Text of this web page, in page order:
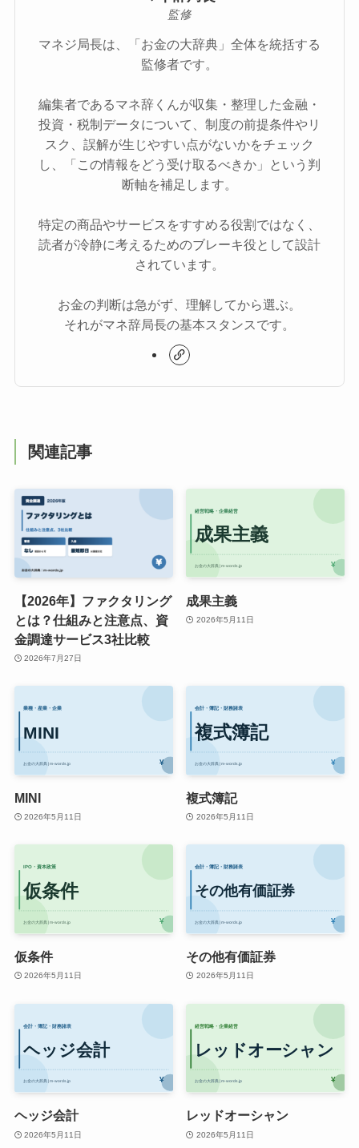
監修
マネジ局長は、「お金の大辞典」全体を統括する
監修者です。
編集者であるマネ辞くんが収集・整理した金融・
投資・税制データについて、制度の前提条件やリ
スク、誤解が生じやすい点がないかをチェック
し、「この情報をどう受け取るべきか」という判
断軸を補足します。
特定の商品やサービスをすすめる役割ではなく、
読者が冷静に考えるためのブレーキ役として設計
されています。
お金の判断は急がず、理解してから選ぶ。
それがマネ辞局長の基本スタンスです。
関連記事
【2026年】ファクタリング
とは？仕組みと注意点、資
金調達サービス3社比較
2026年7月27日
成果主義
2026年5月11日
MINI
2026年5月11日
複式簿記
2026年5月11日
仮条件
2026年5月11日
その他有価証券
2026年5月11日
ヘッジ会計
2026年5月11日
レッドオーシャン
2026年5月11日